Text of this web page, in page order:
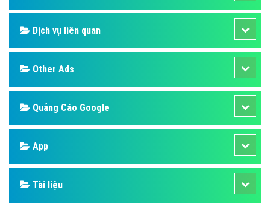
Design
SEO
Banner
Facebook
Google